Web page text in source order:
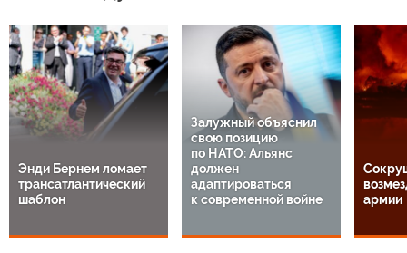
Энди Бернем ломает
трансатлантический
шаблон
Залужный объяснил
свою позицию
по НАТО: Альянс
должен
адаптироваться
к современной войне
армии